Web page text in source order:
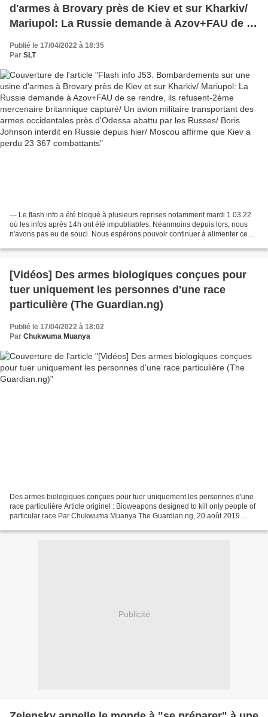
d'armes à Brovary près de Kiev et sur Kharkiv/
Mariupol: La Russie demande à Azov+FAU de se
britannique capturé/ Un avion militaire
d'Odessa abattu par les Russes/ Boris Johnson
interdit en Russie depuis hier/ Moscou affirme
que Kiev a perdu 23 367 combattants
Publié le 17/04/2022 à 18:35
Par SLT
--- Le flash info a été bloqué à plusieurs reprises notamment mardi 1.03.22
où les infos après 14h ont été impubliables. Néanmoins depuis lors, nous
n'avons pas eu de souci. Nous espérons pouvoir continuer à alimenter ce
[Vidéos] Des armes biologiques conçues pour
tuer uniquement les personnes d'une race
particulière (The Guardian.ng)
Publié le 17/04/2022 à 18:02
Par Chukwuma Muanya
Des armes biologiques conçues pour tuer uniquement les personnes d'une
race particulière Article originel : Bioweapons designed to kill only people of
particular race Par Chukwuma Muanya The Guardian.ng, 20 août 2019
Publicité